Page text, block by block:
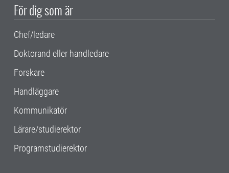
För dig som är
Chef/ledare
Doktorand eller handledare
Forskare
Handläggare
Kommunikatör
Lärare/studierektor
Programstudierektor